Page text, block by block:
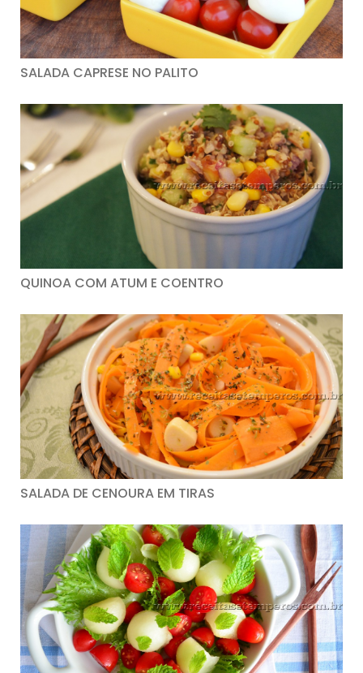
SALADA CAPRESE NO PALITO
QUINOA COM ATUM E COENTRO
SALADA DE CENOURA EM TIRAS